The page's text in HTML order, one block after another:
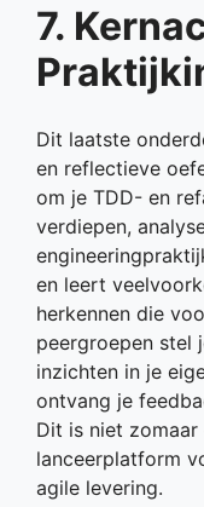
7.
Dit laatste
en reflectieve
om je TDD- en
verdiepen,
en leert
herkennen die
peergroepen stel
inzichten in je
ontvang je
Dit is niet
lanceerplatform
agile levering.